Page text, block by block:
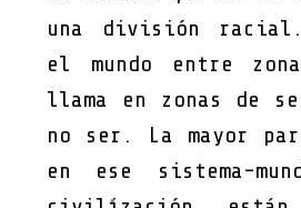
una división
el mundo entre
llama en zonas de
no ser. La mayor
en ese sistema-